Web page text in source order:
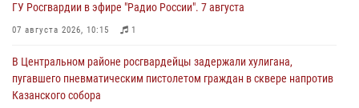
ГУ Росгвардии в эфире "Радио России". 7 августа
07 августа 2026, 10:15 1
В Центральном районе росгвардейцы задержали хулигана,
пугавшего пневматическим пистолетом граждан в сквере напротив
Казанского собора